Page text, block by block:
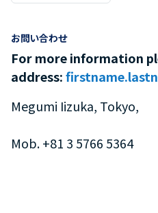
お問い合わせ
For more information
address:
Megumi Iizuka, Tokyo,
Mob. +81 3 5766 5364